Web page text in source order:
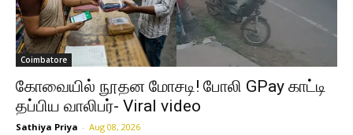
Coimbatore
கோவையில் நூதன மோசடி! போலி GPay காட்டி
தப்பிய வாலிபர்- Viral video
Sathiya Priya - Aug 08, 2026